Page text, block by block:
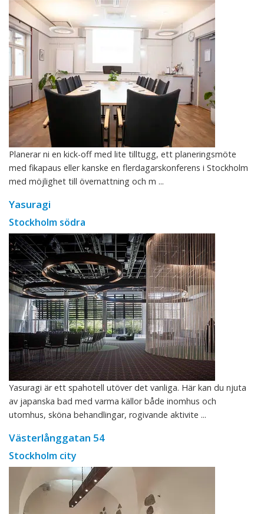
Planerar ni en kick-off med lite tilltugg, ett planeringsmöte
med fikapaus eller kanske en flerdagarskonferens i Stockholm
med möjlighet till övernattning och m ...
Yasuragi
Stockholm södra
Yasuragi är ett spahotell utöver det vanliga. Här kan du njuta
av japanska bad med varma källor både inomhus och
utomhus, sköna behandlingar, rogivande aktivite ...
Västerlånggatan 54
Stockholm city